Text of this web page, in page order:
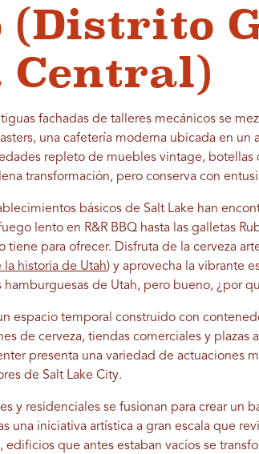
(Distrito
Central)
fachadas de talleres mecánicos se
una cafetería moderna ubicada en
repleto de muebles vintage, botellas
transformación, pero conserva con
básicos de Salt Lake han
lento en R&R BBQ hasta las galletas
para ofrecer. Disfruta de la cerveza
historia de Utah) y aprovecha la vibrante
de Utah, pero bueno, ¿por
espacio temporal construido con
de cerveza, tiendas comerciales y plazas
presenta una variedad de actuaciones
de Salt Lake City.
y residenciales se fusionan para crear un
una iniciativa artística a gran escala que
que antes estaban vacíos se